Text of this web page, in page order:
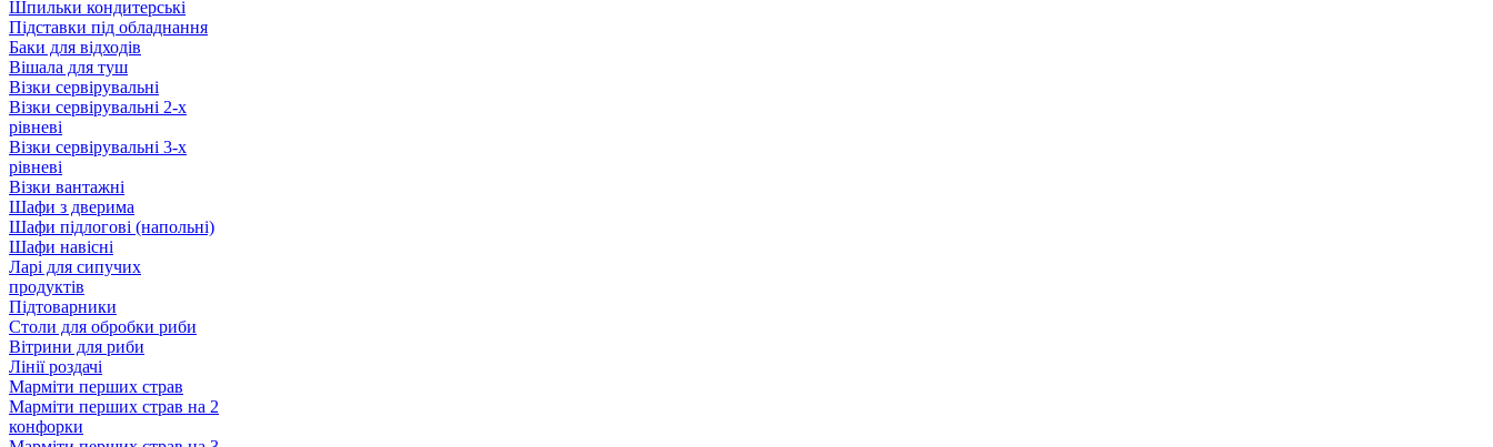
Шпильки кондитерські
Підставки під обладнання
Баки для відходів
Вішала для туш
Візки сервірувальні
Візки сервірувальні 2-х
рівневі
Візки сервірувальні 3-х
рівневі
Візки вантажні
Шафи з дверима
Шафи підлогові (напольні)
Шафи навісні
Ларі для сипучих
продуктів
Підтоварники
Столи для обробки риби
Вітрини для риби
Лінії роздачі
Марміти перших страв
Марміти перших страв на 2
конфорки